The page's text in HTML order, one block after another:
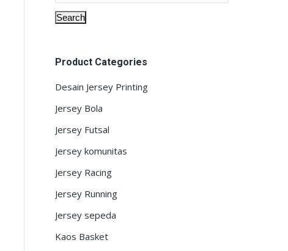
Search
Product Categories
Desain Jersey Printing
Jersey Bola
Jersey Futsal
Jersey komunitas
Jersey Racing
Jersey Running
Jersey sepeda
Kaos Basket